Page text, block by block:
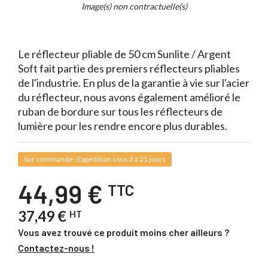
Image(s) non contractuelle(s)
Le réflecteur pliable de 50 cm Sunlite / Argent
Soft fait partie des premiers réflecteurs pliables
de l'industrie. En plus de la garantie à vie sur l'acier
du réflecteur, nous avons également amélioré le
ruban de bordure sur tous les réflecteurs de
lumière pour les rendre encore plus durables.
Sur commande : Expédition sous 3 à 21 jours
44,99 € TTC
37,49 € HT
Vous avez trouvé ce produit moins cher ailleurs ?
Contactez-nous !